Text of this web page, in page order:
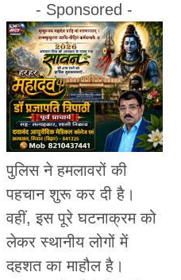
- Sponsored -
पुलिस ने हमलावरों की
पहचान शुरू कर दी है।
वहीं, इस पूरे घटनाक्रम को
लेकर स्थानीय लोगों में
दहशत का माहौल है।